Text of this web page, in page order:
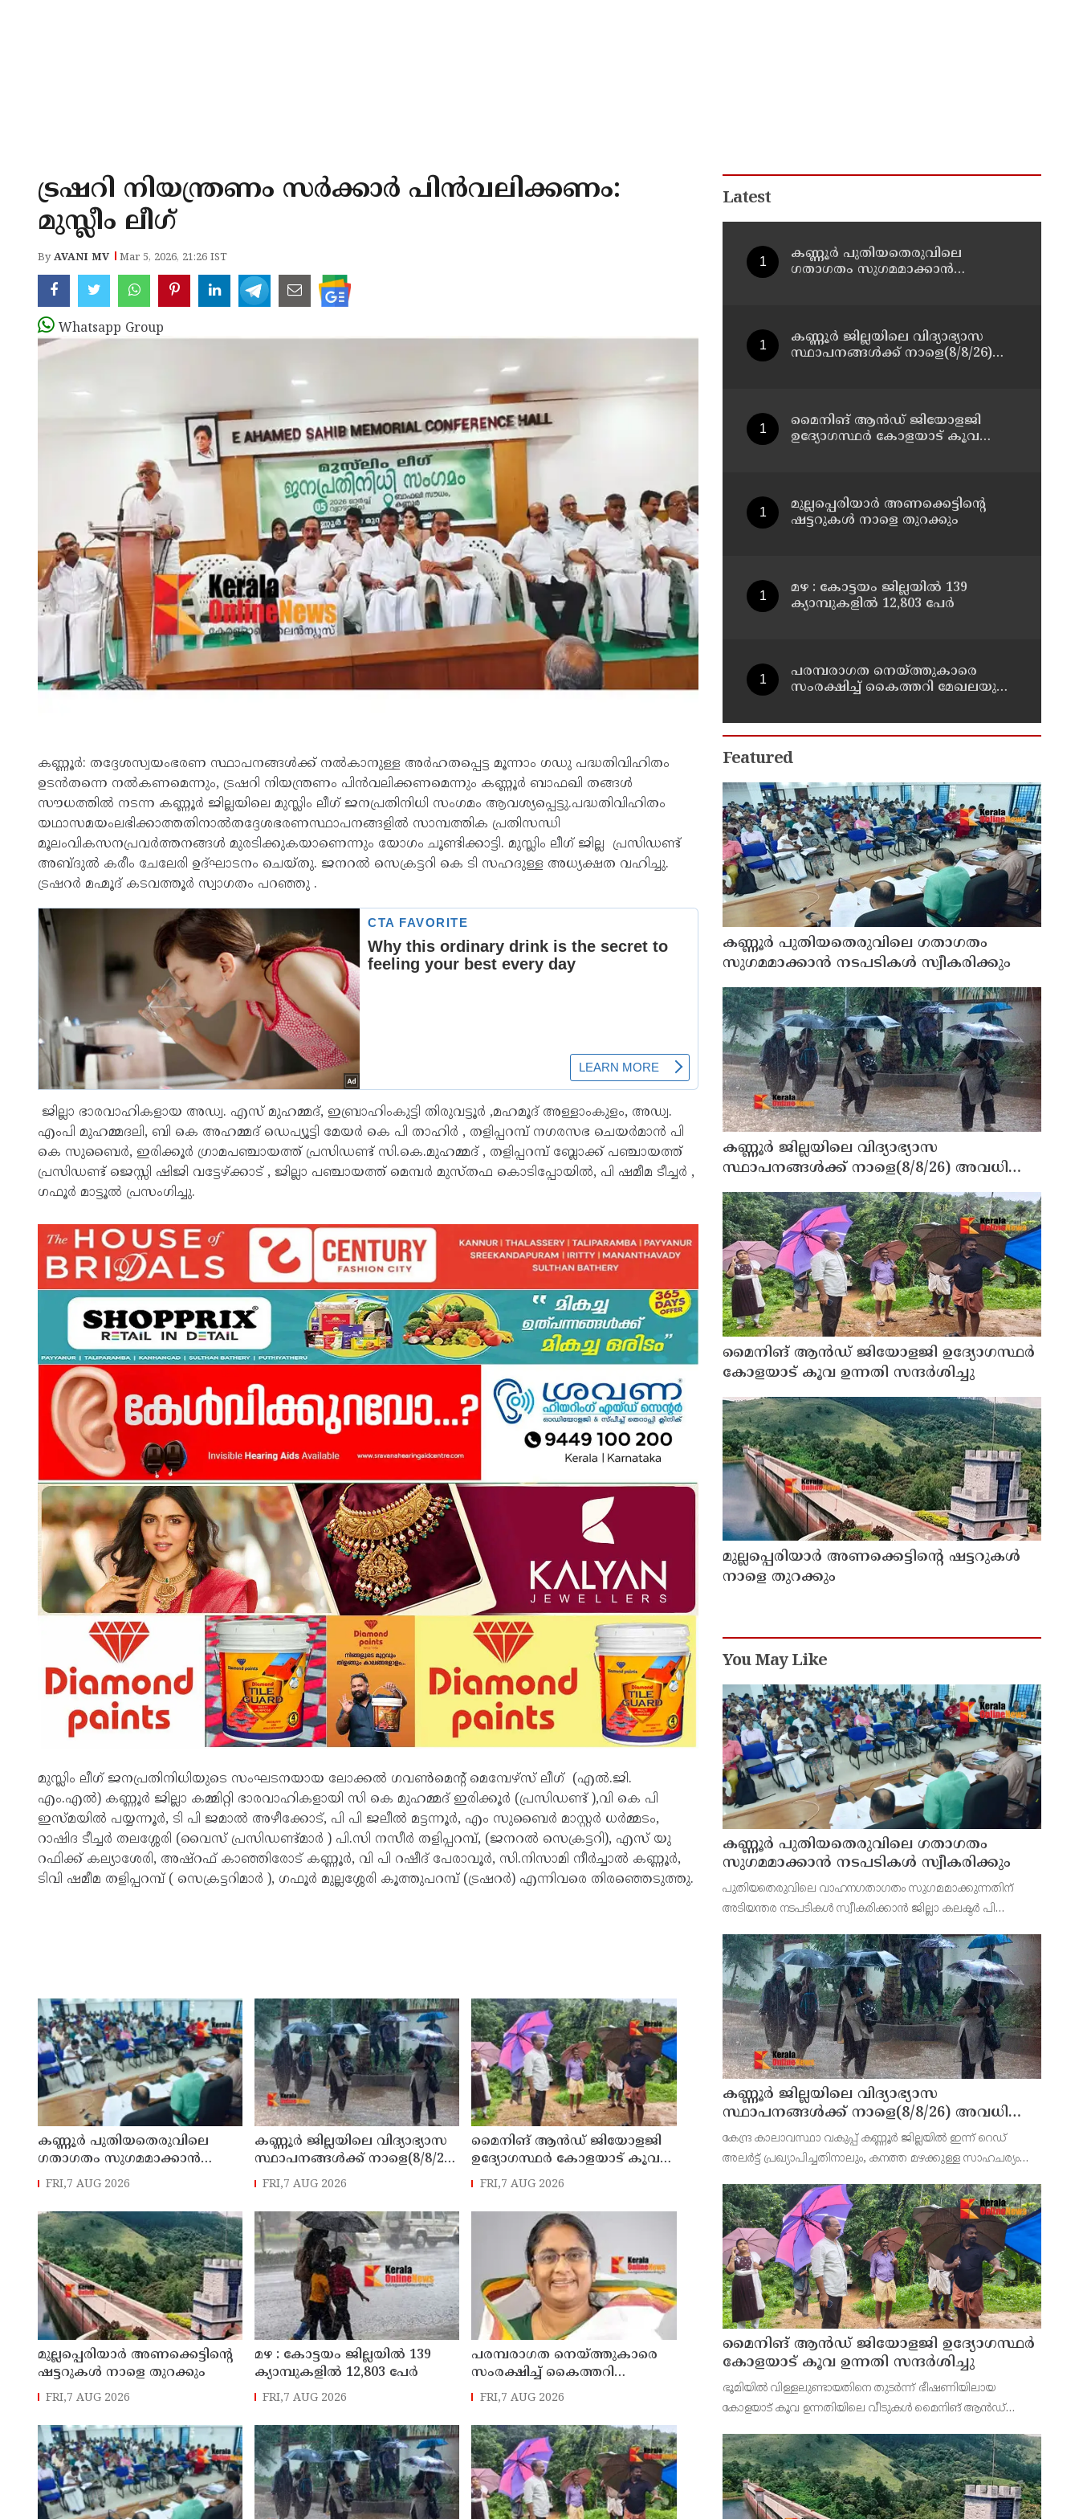
ട്രഷറി നിയന്ത്രണം സർക്കാർ പിൻവലിക്കണം:
മുസ്ലീം ലീഗ്
ByAVANI MV Mar 5, 2026, 21:26 IST
Whatsapp Group
കണ്ണൂർ: തദ്ദേശസ്വയംഭരണ സ്ഥാപനങ്ങൾക്ക് നൽകാനുള്ള അർഹതപ്പെട്ട മൂന്നാം ഗഡു പദ്ധതിവിഹിതം
ഉടൻതന്നെ നൽകണമെന്നും, ട്രഷറി നിയന്ത്രണം പിൻവലിക്കണമെന്നും കണ്ണൂർ ബാഫഖി തങ്ങൾ
സൗധത്തിൽ നടന്ന കണ്ണൂർ ജില്ലയിലെ മുസ്ലിം ലീഗ് ജനപ്രതിനിധി സംഗമം ആവശ്യപ്പെട്ടു.പദ്ധതിവിഹിതം
യഥാസമയംലഭിക്കാത്തതിനാൽതദ്ദേശഭരണസ്ഥാപനങ്ങളിൽ സാമ്പത്തിക പ്രതിസന്ധി
മൂലംവികസനപ്രവർത്തനങ്ങൾ മുരടിക്കുകയാണെന്നും യോഗം ചൂണ്ടിക്കാട്ടി. മുസ്ലിം ലീഗ് ജില്ല പ്രസിഡണ്ട്
അബ്ദുൽ കരീം ചേലേരി ഉദ്ഘാടനം ചെയ്തു. ജനറൽ സെക്രട്ടറി കെ ടി സഹദുള്ള അധ്യക്ഷത വഹിച്ചു.
ട്രഷറർ മഹ്മൂദ് കടവത്തൂർ സ്വാഗതം പറഞ്ഞു .
ജില്ലാ ഭാരവാഹികളായ അഡ്വ. എസ് മുഹമ്മദ്, ഇബ്രാഹിംകുട്ടി തിരുവട്ടൂർ ,മഹമൂദ് അള്ളാംകുളം, അഡ്വ.
എംപി മുഹമ്മദലി, ബി കെ അഹമ്മദ് ഡെപ്യൂട്ടി മേയർ കെ പി താഹിർ , തളിപ്പറമ്പ് നഗരസഭ ചെയർമാൻ പി
കെ സുബൈർ, ഇരിക്കൂർ ഗ്രാമപഞ്ചായത്ത് പ്രസിഡണ്ട് സി.കെ.മുഹമ്മദ് , തളിപ്പറമ്പ് ബ്ലോക്ക് പഞ്ചായത്ത്
പ്രസിഡണ്ട് ജെസ്സി ഷിജി വട്ടേഴ്ക്കാട് , ജില്ലാ പഞ്ചായത്ത് മെമ്പർ മുസ്തഫ കൊടിപ്പോയിൽ, പി ഷമീമ ടീച്ചർ ,
ഗഫൂർ മാട്ടൂൽ പ്രസംഗിച്ചു.
മുസ്ലിം ലീഗ് ജനപ്രതിനിധിയുടെ സംഘടനയായ ലോക്കൽ ഗവൺമെന്റ് മെമ്പേഴ്സ് ലീഗ് (എൽ.ജി.
എം.എൽ) കണ്ണൂർ ജില്ലാ കമ്മിറ്റി ഭാരവാഹികളായി സി കെ മുഹമ്മദ് ഇരിക്കൂർ (പ്രസിഡണ്ട് ),വി കെ പി
ഇസ്മയിൽ പയ്യന്നൂർ, ടി പി ജമാൽ അഴീക്കോട്, പി പി ജലീൽ മട്ടന്നൂർ, എം സുബൈർ മാസ്റ്റർ ധർമ്മടം,
റാഷിദ ടീച്ചർ തലശ്ശേരി (വൈസ് പ്രസിഡണ്ട്മാർ ) പി.സി നസീർ തളിപ്പറമ്പ്, (ജനറൽ സെക്രട്ടറി), എസ് യു
റഫിക്ക് കല്യാശേരി, അഷ്റഫ് കാഞ്ഞിരോട് കണ്ണൂർ, വി പി റഷീദ് പേരാവൂർ, സി.നിസാമി നീർച്ചാൽ കണ്ണൂർ,
ടിവി ഷമീമ തളിപ്പറമ്പ് ( സെക്രട്ടറിമാർ ), ഗഫൂർ മുല്ലശ്ശേരി കൂത്തുപറമ്പ് (ട്രഷറർ) എന്നിവരെ തിരഞ്ഞെടുത്തു.
കണ്ണൂർ പുതിയതെരുവിലെ
ഗതാഗതം സുഗമമാക്കാന്‍
നടപടികള്‍ സ്വീകരിക്കും
FRI,7 AUG 2026
കണ്ണൂർ ജില്ലയിലെ വിദ്യാഭ്യാസ
സ്ഥാപനങ്ങള്‍ക്ക് നാളെ(8/8/26)
അവധി പ്രഖ്യാപിച്ചു
FRI,7 AUG 2026
മൈനിങ് ആൻഡ്​ ജിയോളജി
ഉദ്യോഗസ്ഥർ കോളയാട് കൂവ
ഉന്നതി സന്ദർശിച്ചു
FRI,7 AUG 2026
മുല്ലപ്പെരിയാർ അണക്കെട്ടിന്റെ
ഷട്ടറുകൾ നാളെ തുറക്കും
FRI,7 AUG 2026
മഴ : കോട്ടയം ജില്ലയിൽ 139
ക്യാമ്പുകളിൽ 12,803 പേര്‍
FRI,7 AUG 2026
പരമ്പരാഗത നെയ്ത്തുകാരെ
സംരക്ഷിച്ച് കൈത്തറി
മേഖലയുടെ
ആധുനികവത്കരണം
സാധ്യമാക്കും: ഡെപ്യൂട്ടി
സ്പീക്കർ ഷാനിമോൾ ഉസ്മാൻ
FRI,7 AUG 2026
Latest
കണ്ണൂർ പുതിയതെരുവിലെ
ഗതാഗതം സുഗമമാക്കാന്‍
കണ്ണൂർ ജില്ലയിലെ വിദ്യാഭ്യാസ
സ്ഥാപനങ്ങള്‍ക്ക് നാളെ(8/8/26)
മൈനിങ് ആൻഡ്​ ജിയോളജി
ഉദ്യോഗസ്ഥർ കോളയാട് കൂവ
മുല്ലപ്പെരിയാർ അണക്കെട്ടിന്റെ
ഷട്ടറുകൾ നാളെ തുറക്കും
മഴ : കോട്ടയം ജില്ലയിൽ 139
ക്യാമ്പുകളിൽ 12,803 പേര്‍
പരമ്പരാഗത നെയ്ത്തുകാരെ
സംരക്ഷിച്ച് കൈത്തറി മേഖലയുടെ
സാധ്യമാക്കും: ഡെപ്യൂട്ടി സ്പീക്കർ
ഷാനിമോൾ ഉസ്മാൻ
Featured
കണ്ണൂർ പുതിയതെരുവിലെ ഗതാഗതം
സുഗമമാക്കാന്‍ നടപടികള്‍ സ്വീകരിക്കും
കണ്ണൂർ ജില്ലയിലെ വിദ്യാഭ്യാസ
സ്ഥാപനങ്ങള്‍ക്ക് നാളെ(8/8/26) അവധി
പ്രഖ്യാപിച്ചു
മൈനിങ് ആൻഡ്​ ജിയോളജി ഉദ്യോഗസ്ഥർ
കോളയാട് കൂവ ഉന്നതി സന്ദർശിച്ചു
മുല്ലപ്പെരിയാർ അണക്കെട്ടിന്റെ ഷട്ടറുകൾ
നാളെ തുറക്കും
You May Like
കണ്ണൂർ പുതിയതെരുവിലെ ഗതാഗതം
സുഗമമാക്കാന്‍ നടപടികള്‍ സ്വീകരിക്കും
പുതിയതെരുവിലെ വാഹനഗതാഗതം സുഗമമാക്കുന്നതിന്
അടിയന്തര നടപടികള്‍ സ്വീകരിക്കാന്‍ ജില്ലാ കലക്ടര്‍ പി
തീരുമാനം.
കണ്ണൂർ ജില്ലയിലെ വിദ്യാഭ്യാസ
സ്ഥാപനങ്ങള്‍ക്ക് നാളെ(8/8/26) അവധി
പ്രഖ്യാപിച്ചു
കേന്ദ്ര കാലാവസ്ഥാ വകുപ്പ് കണ്ണൂർ ജില്ലയിൽ ഇന്ന് റെഡ്
അലർട്ട് പ്രഖ്യാപിച്ചതിനാലും, കനത്ത മഴക്കുള്ള സാഹചര്യം
എല്ലാ വിദ്യാഭ്യാസ സ്ഥാപനങ്ങൾക്കും നാളെ (08/08
മൈനിങ് ആൻഡ്​ ജിയോളജി ഉദ്യോഗസ്ഥർ
കോളയാട് കൂവ ഉന്നതി സന്ദർശിച്ചു
ഭൂമിയിൽ വിള്ളലുണ്ടായതിനെ തുടർന്ന് ഭീഷണിയിലായ
കോളയാട് കൂവ ഉന്നതിയിലെ വീടുകൾ മൈനിങ് ആൻഡ്
കുടുംബാംഗങ്ങളെ മാറ്റിപ്പാർപ്പിക്കുന്നതിന് അടിയന്തര നടപടി
സ്വീകരിക്കണമ